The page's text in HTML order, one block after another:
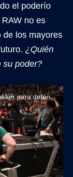
el poderío
no es
de los mayores
¿Quién
su poder?
Sami Zayn aceptó el desafío de Bron Breakker para defender el Título Intercontinental